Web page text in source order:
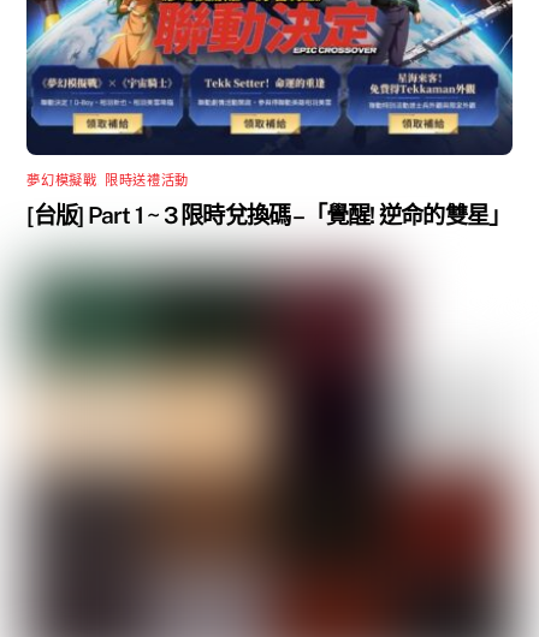
夢幻模擬戰 限時送禮活動
[台版] Part 1 ~ 3 限時兌換碼 –「覺醒! 逆命的雙星」